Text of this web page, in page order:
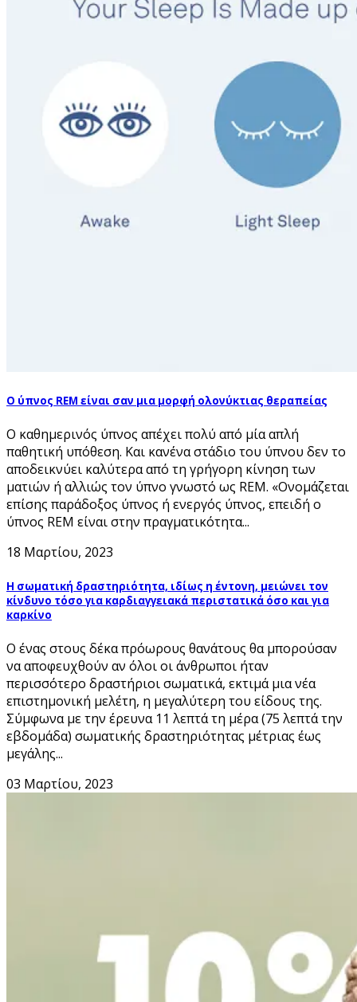
Ο ύπνος REM είναι σαν μια μορφή ολονύκτιας θεραπείας
Ο καθημερινός ύπνος απέχει πολύ από μία απλή
παθητική υπόθεση. Και κανένα στάδιο του ύπνου δεν το
αποδεικνύει καλύτερα από τη γρήγορη κίνηση των
ματιών ή αλλιώς τον ύπνο γνωστό ως REM. «Ονομάζεται
επίσης παράδοξος ύπνος ή ενεργός ύπνος, επειδή ο
ύπνος REM είναι στην πραγματικότητα...
18 Μαρτίου, 2023
Η σωματική δραστηριότητα, ιδίως η έντονη, μειώνει τον
κίνδυνο τόσο για καρδιαγγειακά περιστατικά όσο και για
καρκίνο
Ο ένας στους δέκα πρόωρους θανάτους θα μπορούσαν
να αποφευχθούν αν όλοι οι άνθρωποι ήταν
περισσότερο δραστήριοι σωματικά, εκτιμά μια νέα
επιστημονική μελέτη, η μεγαλύτερη του είδους της.
Σύμφωνα με την έρευνα 11 λεπτά τη μέρα (75 λεπτά την
εβδομάδα) σωματικής δραστηριότητας μέτριας έως
μεγάλης...
03 Μαρτίου, 2023